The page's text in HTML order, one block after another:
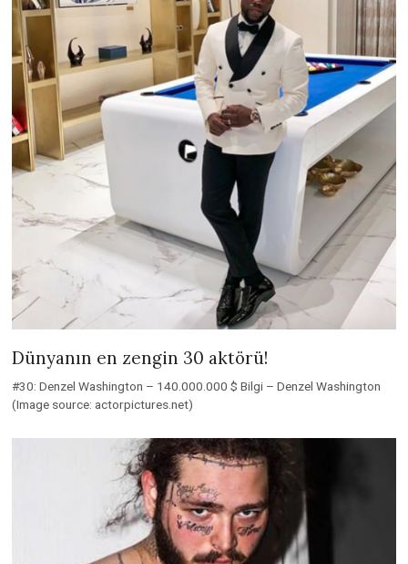
Dünyanın en zengin 30 aktörü!
#30: Denzel Washington – 140.000.000 $ Bilgi – Denzel Washington
(Image source: actorpictures.net)